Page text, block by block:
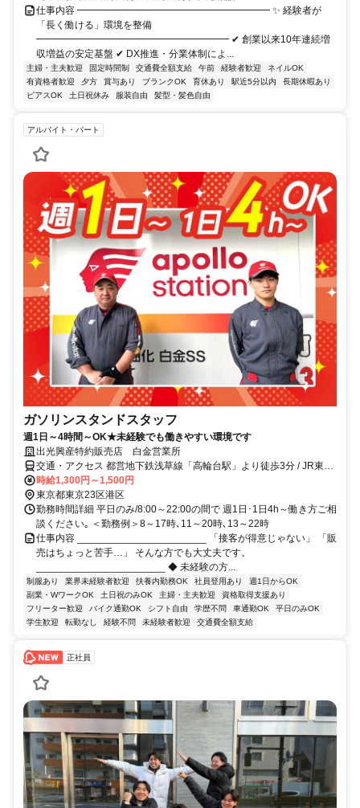
仕事内容 ━━━━━━━━━━━━━━━━━━━━ ✨ 経験者が
「長く働ける」環境を整備
━━━━━━━━━━━━━━━━━━━━ ✔ 創業以来10年連続増
収増益の安定基盤 ✔ DX推進・分業体制によ...
主婦・主夫歓迎 固定時間制 交通費全額支給 午前 経験者歓迎
ネイルOK
有資格者歓迎
夕方 賞与あり ブランクOK 育休あり 駅近5分以内
長期休暇あり
ピアスOK
土日祝休み 服装自由 髪型・髪色自由
アルバイト・パート
ガソリンスタンドスタッフ
週1日～4時間～OK★未経験でも働きやすい環境です
出光興産特約販売店 白金営業所
交通・アクセス 都営地下鉄浅草線「高輪台駅」より徒歩3分 / JR東日
本山手線、東急電鉄、都営浅草線「五反田駅」より徒歩11分
時給1,300円～1,500円
東京都東京23区港区
勤務時間詳細 平日のみ/8:00～22:00の間で 週1日･1日4h～働き方ご相
談ください｡ ＜勤務例＞8～17時､11～20時､13～22時
仕事内容 _______________________ 「接客が得意じゃない」 「販
売はちょっと苦手…」 そんな方でも大丈夫です。
_______________________ ◆ 未経験の方...
制服あり 業界未経験者歓迎 扶養内勤務OK 社員登用あり
週1日からOK
副業・WワークOK
土日祝のみOK 主婦・主夫歓迎
資格取得支援あり
フリーター歓迎
バイク通勤OK シフト自由 学歴不問 車通勤OK
平日のみOK
学生歓迎
転勤なし 経験不問 未経験者歓迎 交通費全額支給
正社員